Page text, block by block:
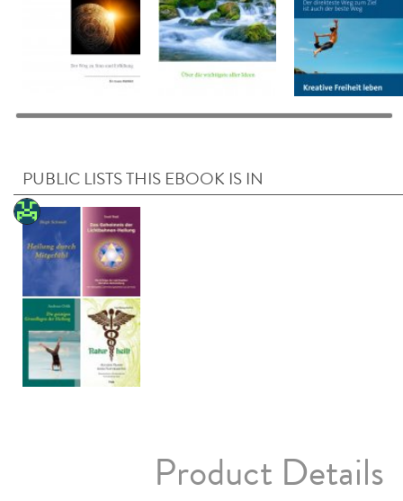
PUBLIC LISTS THIS EBOOK IS IN
Product Details